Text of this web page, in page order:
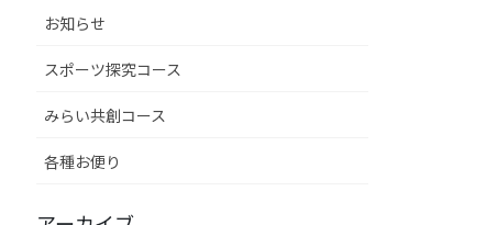
お知らせ
スポーツ探究コース
みらい共創コース
各種お便り